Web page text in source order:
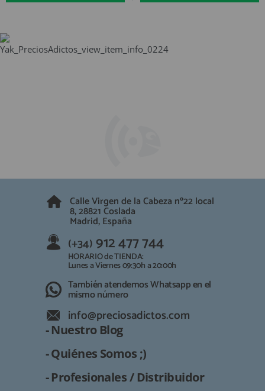
Calle Virgen de la Cabeza nº22 local
8, 28821 Coslada
Madrid, España
(+34) 912 477 744
HORARIO de TIENDA:
Lunes a Viernes 09:30h a 20:00h
También atendemos Whatsapp en el
mismo número
info@preciosadictos.com
- Nuestro Blog
- Quiénes Somos ;)
- Profesionales / Distribuidor